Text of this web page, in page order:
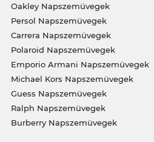
Oakley Napszemüvegek
Persol Napszemüvegek
Carrera Napszemüvegek
Polaroid Napszemüvegek
Emporio Armani Napszemüvegek
Michael Kors Napszemüvegek
Guess Napszemüvegek
Ralph Napszemüvegek
Burberry Napszemüvegek